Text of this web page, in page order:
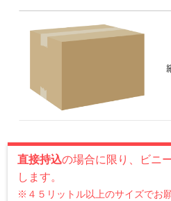
直接持込の場合に限り、ビニ
します。
※４５リットル以上のサイズでお